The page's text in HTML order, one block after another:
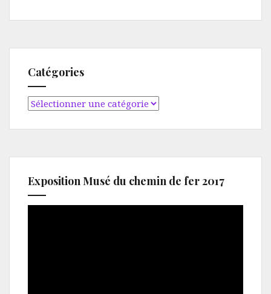
Catégories
Catégories
Exposition Musé du chemin de fer 2017